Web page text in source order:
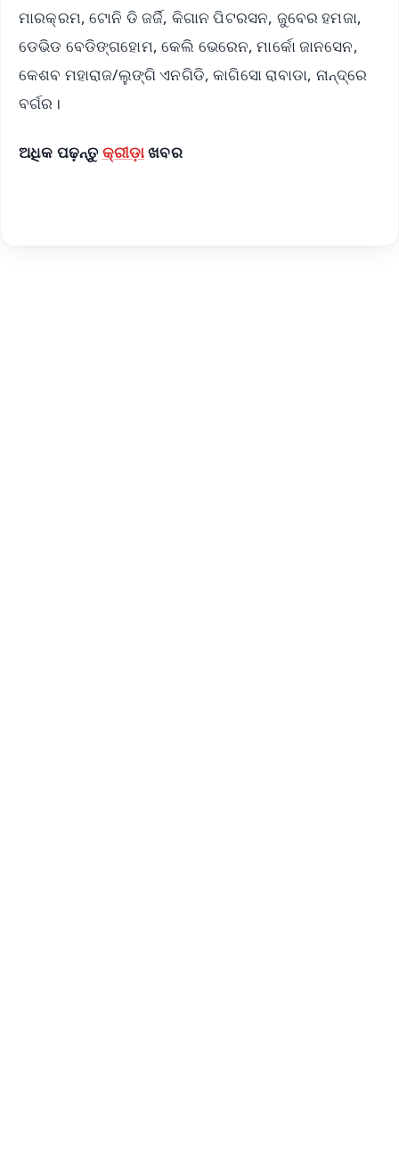
ମାରକ୍ରମ, ଟୋନି ଡି ଜର୍ଜି, କିଗାନ ପିଟରସନ, ଜୁବେର ହମଜା,
ଡେଭିଡ ବେଡିଙ୍ଗହୋମ, କେଲି ଭେରେନ, ମାର୍କୋ ଜାନସେନ,
କେଶବ ମହାରାଜ/ଲୁଙ୍ଗି ଏନଗିଡି, କାଗିସୋ ରାବାଡା, ନାନ୍ଦ୍ରେ
ବର୍ଗର।
ଅଧିକ ପଢ଼ନ୍ତୁ କ୍ରୀଡ଼ାଖବର